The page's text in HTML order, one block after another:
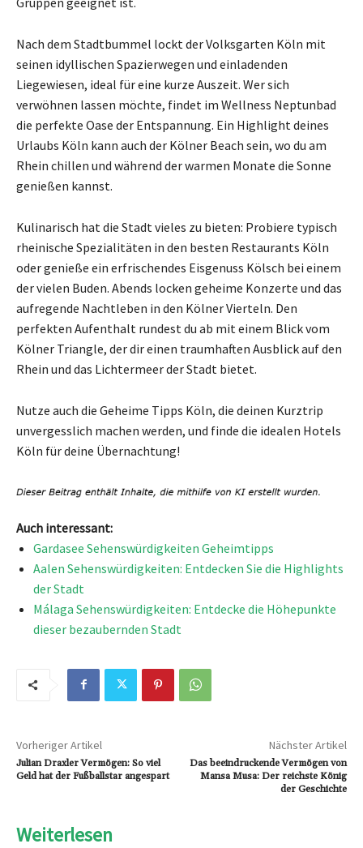
Nach dem Stadtbummel lockt der Volksgarten Köln mit
seinen idyllischen Spazierwegen und einladenden
Liegewiesen, ideal für eine kurze Auszeit. Wer sich
verwöhnen lassen möchte, findet im Wellness Neptunbad
die perfekte Oase der Entspannung. Ein Highlight deines
Urlaubs Köln kann auch der Kölner Beach sein, wo du am
Rhein chillen und während der warmen Monate die Sonne
genießen kannst.
Kulinarisch hat die Stadt vieles zu bieten: Probiere typisch
rheinische Spezialitäten in den besten Restaurants Köln
oder genieße ein erfrischendes Eisgenuss Kölsch bei einem
der vielen Buden. Abends locken geheime Konzerte und das
aufregende Nachtleben in den Kölner Vierteln. Den
perfekten Aufenthalt rundest du ab mit einem Blick vom
Kölner Triangle, der dir einen traumhaften Ausblick auf den
Rhein und das Lichtermeer der Stadt bietet.
Nutze auch die Geheime Tipps Köln, die deinen Kurztrip
unvergesslich machen werden, und finde die idealen Hotels
Köln für deine Übernachtung!
Auch interessant:
Gardasee Sehenswürdigkeiten Geheimtipps
Aalen Sehenswürdigkeiten: Entdecken Sie die Highlights
der Stadt
Málaga Sehenswürdigkeiten: Entdecke die Höhepunkte
dieser bezaubernden Stadt
Vorheriger Artikel
Julian Draxler Vermögen: So viel
Geld hat der Fußballstar angespart
Nächster Artikel
Das beeindruckende Vermögen von
Mansa Musa: Der reichste König
der Geschichte
Weiterlesen